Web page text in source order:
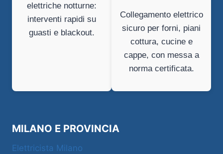
elettriche notturne:
interventi rapidi su
guasti e blackout.
Collegamento elettrico
sicuro per forni, piani
cottura, cucine e
cappe, con messa a
norma certificata.
MILANO E PROVINCIA
Elettricista Milano